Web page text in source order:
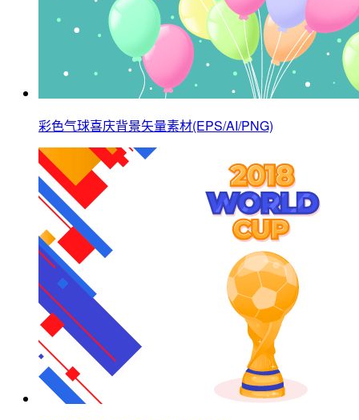
彩色气球喜庆背景矢量素材(EPS/AI/PNG)